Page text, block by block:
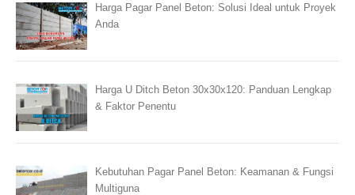
Harga Pagar Panel Beton: Solusi Ideal untuk Proyek
Anda
Harga U Ditch Beton 30x30x120: Panduan Lengkap
& Faktor Penentu
Kebutuhan Pagar Panel Beton: Keamanan & Fungsi
Multiguna